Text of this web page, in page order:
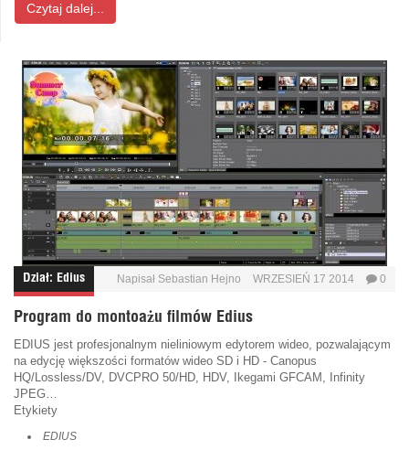
Czytaj dalej...
Dział: Edius Napisał Sebastian Hejno WRZESIEŃ 17 2014 0
Program do montoażu filmów Edius
EDIUS jest profesjonalnym nieliniowym edytorem wideo, pozwalającym
na edycję większości formatów wideo SD i HD - Canopus
HQ/Lossless/DV, DVCPRO 50/HD, HDV, Ikegami GFCAM, Infinity
JPEG…
Etykiety
EDIUS